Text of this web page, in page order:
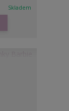
Skladem